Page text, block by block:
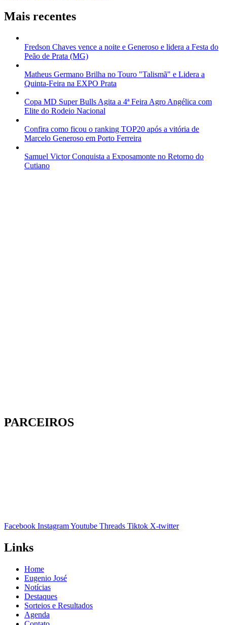
Mais recentes
Fredson Chaves vence a noite e Generoso e lidera a Festa do
Peão de Prata (MG)
Matheus Germano Brilha no Touro "Talismã" e Lidera a
Quinta-Feira na EXPO Prata
Copa MD Super Bulls Agita a 4ª Feira Agro Angélica com
Elite do Rodeio Nacional
Confira como ficou o ranking TOP20 após a vitória de
Marcelo Generoso em Porto Ferreira
Samuel Victor Conquista a Exposamonte no Retorno do
Cutiano
PARCEIROS
Facebook InstagramYoutube Threads Tiktok X-twitter
Links
Home
Eugenio José
Notícias
Destaques
Sorteios e Resultados
Agenda